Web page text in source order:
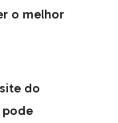
o melhor
do